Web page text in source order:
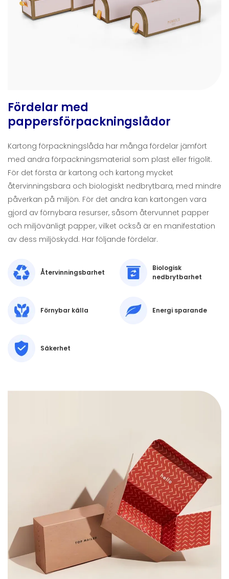
Fördelar med
pappersförpackningslådor
Kartong förpackningslåda har många fördelar jämfört
med andra förpackningsmaterial som plast eller frigolit.
För det första är kartong och kartong mycket
återvinningsbara och biologiskt nedbrytbara, med mindre
påverkan på miljön. För det andra kan kartongen vara
gjord av förnybara resurser, såsom återvunnet papper
och miljövänligt papper, vilket också är en manifestation
av dess miljöskydd. Har följande fördelar.
Återvinningsbarhet
Biologisk
nedbrytbarhet
Förnybar källa Energi sparande
Säkerhet